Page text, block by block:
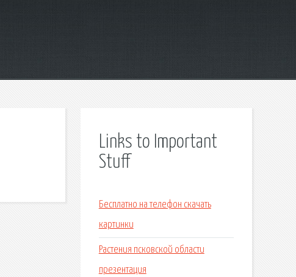
Links to Important
Stuff
Бесплатно на телефон скачать
картинки
Растения псковской области
презентация